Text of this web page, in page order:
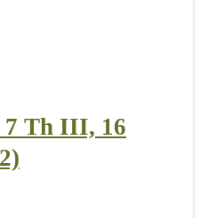
7 Th III, 16